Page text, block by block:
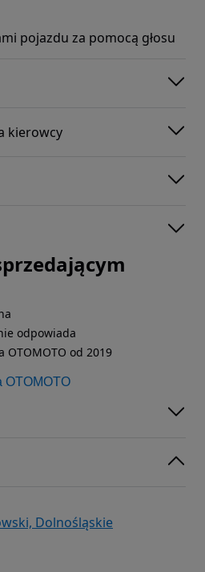
pojazdu za pomocą głosu
kierowcy
odpowiada
OTOMOTO od 2019
OTOMOTO
Dolnośląskie